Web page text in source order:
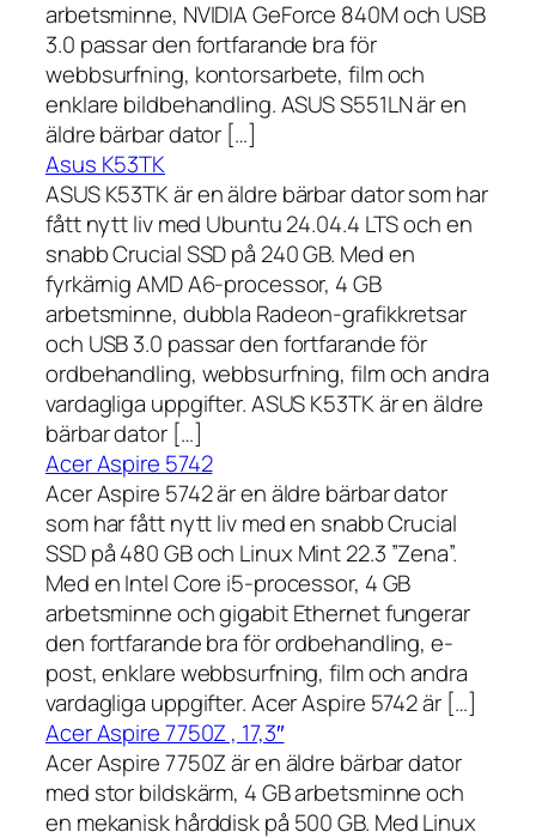
arbetsminne, NVIDIA GeForce 840M och USB
3.0 passar den fortfarande bra för
webbsurfning, kontorsarbete, film och
enklare bildbehandling. ASUS S551LN är en
äldre bärbar dator […]
Asus K53TK
ASUS K53TK är en äldre bärbar dator som har
fått nytt liv med Ubuntu 24.04.4 LTS och en
snabb Crucial SSD på 240 GB. Med en
fyrkärnig AMD A6-processor, 4 GB
arbetsminne, dubbla Radeon-grafikkretsar
och USB 3.0 passar den fortfarande för
ordbehandling, webbsurfning, film och andra
vardagliga uppgifter. ASUS K53TK är en äldre
bärbar dator […]
Acer Aspire 5742
Acer Aspire 5742 är en äldre bärbar dator
som har fått nytt liv med en snabb Crucial
SSD på 480 GB och Linux Mint 22.3 ”Zena”.
Med en Intel Core i5-processor, 4 GB
arbetsminne och gigabit Ethernet fungerar
den fortfarande bra för ordbehandling, e-
post, enklare webbsurfning, film och andra
vardagliga uppgifter. Acer Aspire 5742 är […]
Acer Aspire 7750Z , 17,3″
Acer Aspire 7750Z är en äldre bärbar dator
med stor bildskärm, 4 GB arbetsminne och
en mekanisk hårddisk på 500 GB. Med Linux